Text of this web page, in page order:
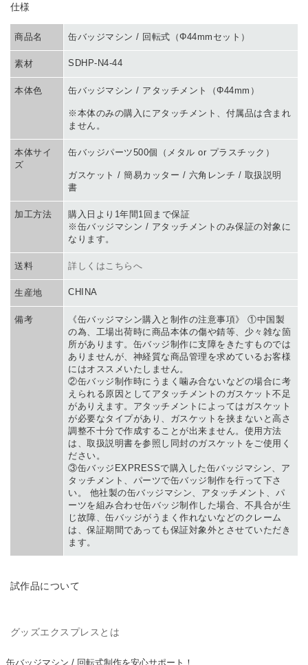
仕様
商品名 缶バッジマシン / 回転式（Φ44mmセット）
素材 SDHP-N4-44
本体色 缶バッジマシン / アタッチメント（Φ44mm）
※本体のみの購入にアタッチメント、付属品は含まれ
ません。
本体サイ
ズ
缶バッジパーツ500個（メタル or プラスチック）
ガスケット / 簡易カッター / 六角レンチ / 取扱説明
書
加工方法
購入日より1年間1回まで保証
※缶バッジマシン / アタッチメントのみ保証の対象に
なります。
送料 詳しくはこちらへ
生産地 CHINA
備考
《缶バッジマシン購入と制作の注意事項》 ①中国製
の為、工場出荷時に商品本体の傷や錆等、少々雑な箇
所があります。缶バッジ制作に支障をきたすものでは
ありませんが、神経質な商品管理を求めているお客様
にはオススメいたしません。
②缶バッジ制作時にうまく噛み合ないなどの場合に考
えられる原因としてアタッチメントのガスケット不足
がありえます。アタッチメントによってはガスケット
が必要なタイプがあり、ガスケットを挟まないと高さ
調整不十分で作成することが出来ません。使用方法
は、取扱説明書を参照し同封のガスケットをご使用く
ださい。
③缶バッジEXPRESSで購入した缶バッジマシン、ア
タッチメント、パーツで缶バッジ制作を行って下さ
い。 他社製の缶バッジマシン、アタッチメント、パ
ーツを組み合わせ缶バッジ制作した場合、不具合が生
じ故障、缶バッジがうまく作れないなどのクレーム
は、保証期間であっても保証対象外とさせていただき
ます。
試作品について
グッズエクスプレスとは
缶バッジマシン / 回転式制作を安心サポート！